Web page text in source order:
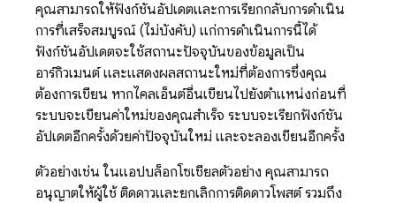
คุณสามารถให้ฟังก์ชันอัปเดตและการเรียกกลับการดำเนิน
การที่เสร็จสมบูรณ์ (ไม่บังคับ) แก่การดำเนินการนี้ได้
ฟังก์ชันอัปเดตจะใช้สถานะปัจจุบันของข้อมูลเป็น
อาร์กิวเมนต์ และแสดงผลสถานะใหม่ที่ต้องการซึ่งคุณ
ต้องการเขียน หากไคลเอ็นต์อื่นเขียนไปยังตำแหน่งก่อนที่
ระบบจะเขียนค่าใหม่ของคุณสำเร็จ ระบบจะเรียกฟังก์ชัน
อัปเดตอีกครั้งด้วยค่าปัจจุบันใหม่ และจะลองเขียนอีกครั้ง
ตัวอย่างเช่น ในแอปบล็อกโซเชียลตัวอย่าง คุณสามารถ
อนุญาตให้ผู้ใช้ ติดดาวและยกเลิกการติดดาวโพสต์ รวมถึง